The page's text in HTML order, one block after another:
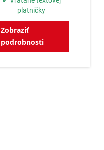
platničky
Zobraziť
podrobnosti